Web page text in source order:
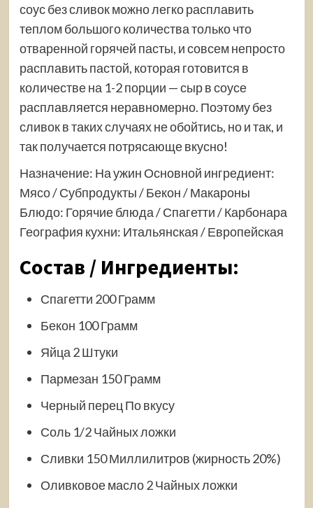
соус без сливок можно легко расплавить
теплом большого количества только что
отваренной горячей пасты, и совсем непросто
расплавить пастой, которая готовится в
количестве на 1-2 порции — сыр в соусе
расплавляется неравномерно. Поэтому без
сливок в таких случаях не обойтись, но и так, и
так получается потрясающе вкусно!
Назначение: На ужин Основной ингредиент:
Мясо / Субпродукты / Бекон / Макароны
Блюдо: Горячие блюда / Спагетти / Карбонара
География кухни: Итальянская / Европейская
Состав / Ингредиенты:
Спагетти 200 Грамм
Бекон 100 Грамм
Яйца 2 Штуки
Пармезан 150 Грамм
Черный перец По вкусу
Соль 1/2 Чайных ложки
Сливки 150 Миллилитров (жирность 20%)
Оливковое масло 2 Чайных ложки